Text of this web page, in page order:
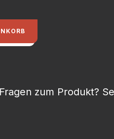
Fragen zum Produkt?